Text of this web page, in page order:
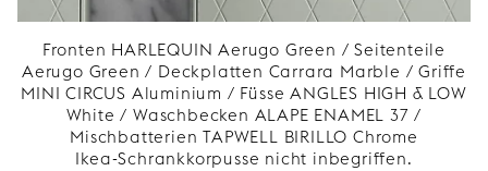
Fronten HARLEQUIN Aerugo Green / Seitenteile
Aerugo Green / Deckplatten Carrara Marble / Griffe
MINI CIRCUS Aluminium / Füsse ANGLES HIGH & LOW
White / Waschbecken ALAPE ENAMEL 37 /
Mischbatterien TAPWELL BIRILLO Chrome
Ikea-Schrankkorpusse nicht inbegriffen.